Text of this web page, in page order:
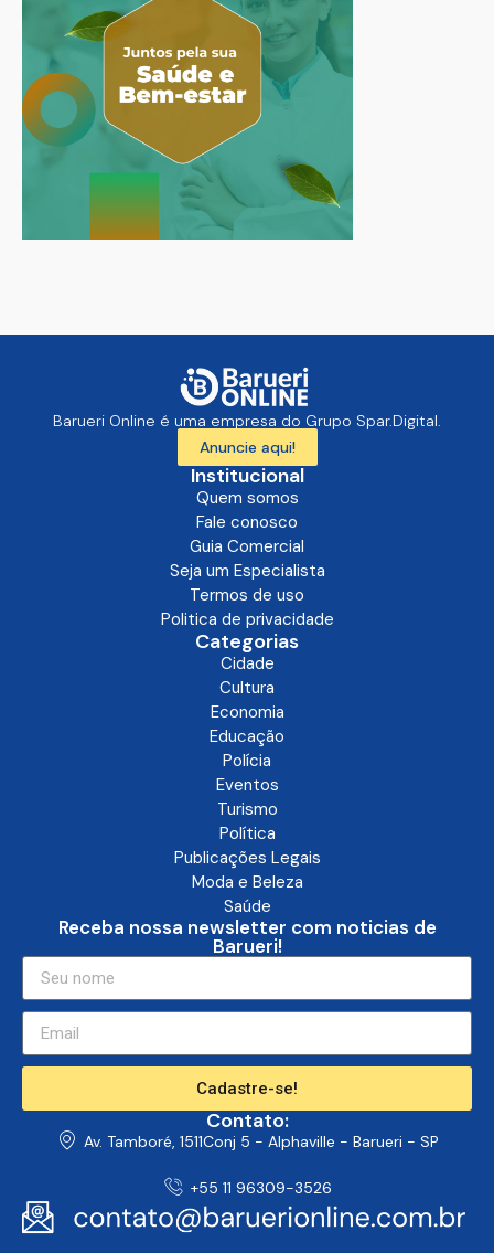
Barueri Online é uma empresa do Grupo Spar.Digital.
Anuncie aqui!
Institucional
Quem somos
Fale conosco
Guia Comercial
Seja um Especialista
Termos de uso
Politica de privacidade
Categorias
Cidade
Cultura
Economia
Educação
Polícia
Eventos
Turismo
Política
Publicações Legais
Moda e Beleza
Saúde
Receba nossa newsletter com noticias de
Barueri!
Cadastre-se!
Contato:
Av. Tamboré, 1511Conj 5 - Alphaville - Barueri - SP
+55 11 96309-3526